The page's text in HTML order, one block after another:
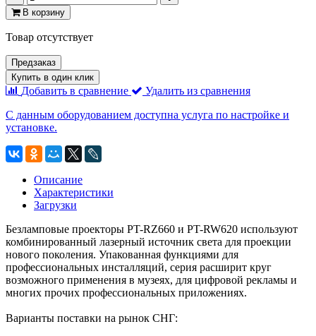
В корзину
Товар отсутствует
Предзаказ
Купить в один клик
Добавить в сравнение
Удалить из сравнения
С данным оборудованием доступна услуга по настройке и
установке.
Описание
Характеристики
Загрузки
Безламповые проекторы PT-RZ660 и PT-RW620 используют
комбинированный лазерный источник света для проекции
нового поколения. Упакованная функциями для
профессиональных инсталляций, серия расширит круг
возможного применения в музеях, для цифровой рекламы и
многих прочих профессиональных приложениях.
Варианты поставки на рынок СНГ: